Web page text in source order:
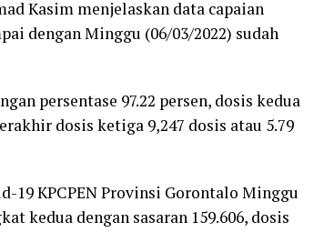
Kasim menjelaskan data capaian
dengan Minggu (06/03/2022) sudah
persentase 97.22 persen, dosis kedua
dosis ketiga 9,247 dosis atau 5.79
19 KPCPEN Provinsi Gorontalo Minggu
kedua dengan sasaran 159.606, dosis